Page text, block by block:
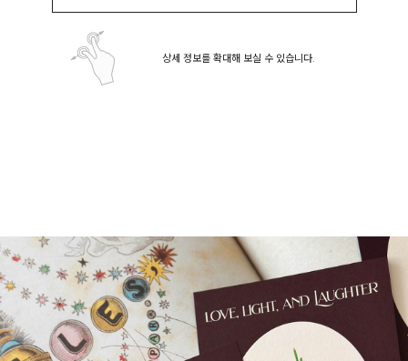
상세 정보를 확대해 보실 수 있습니다.